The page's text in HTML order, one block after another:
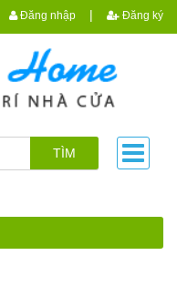
Đăng nhập | Đăng ký
TÌM